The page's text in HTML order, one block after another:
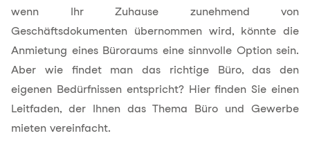
wenn Ihr Zuhause zunehmend von
Geschäftsdokumenten übernommen wird, könnte die
Anmietung eines Büroraums eine sinnvolle Option sein.
Aber wie findet man das richtige Büro, das den
eigenen Bedürfnissen entspricht? Hier finden Sie einen
Leitfaden, der Ihnen das Thema Büro und Gewerbe
mieten vereinfacht.